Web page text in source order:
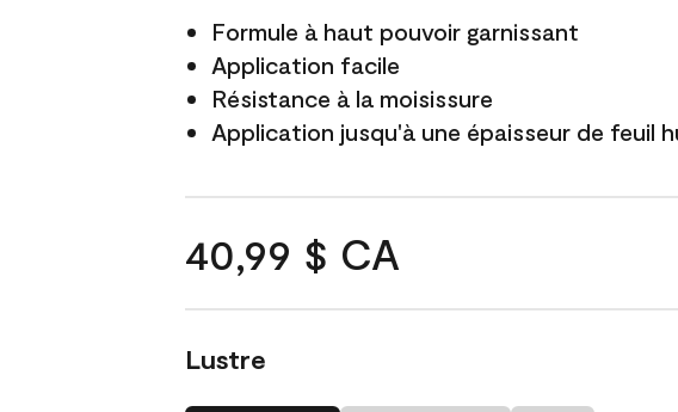
Formule à haut pouvoir garnissant
Application facile
Résistance à la moisissure
Application jusqu'à une épaisseur de feuil
40,99 $ CA
Lustre